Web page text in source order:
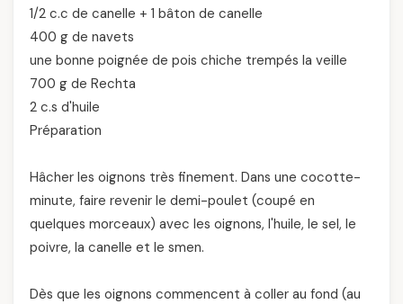
1/2 c.c de canelle + 1 bâton de canelle
400 g de navets
une bonne poignée de pois chiche trempés la veille
700 g de Rechta
2 c.s d'huile
Préparation
Hâcher les oignons très finement. Dans une cocotte-
minute, faire revenir le demi-poulet (coupé en
quelques morceaux) avec les oignons, l'huile, le sel, le
poivre, la canelle et le smen.
Dès que les oignons commencent à coller au fond (au